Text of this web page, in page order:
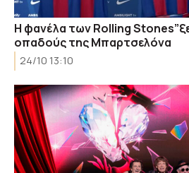
Η φανέλα των Rolling
οπαδούς της Μπαρτσελόνα
24/10 13:10